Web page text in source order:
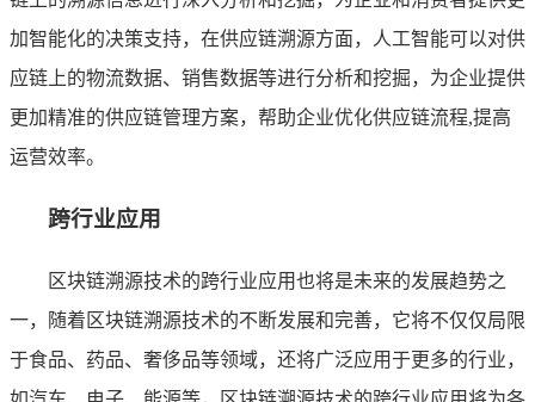
加智能化的决策支持，在供应链溯源方面，人工智能可以对供
应链上的物流数据、销售数据等进行分析和挖掘，为企业提供
更加精准的供应链管理方案，帮助企业优化供应链流程,提高
运营效率。
跨行业应用
区块链溯源技术的跨行业应用也将是未来的发展趋势之
一，随着区块链溯源技术的不断发展和完善，它将不仅仅局限
于食品、药品、奢侈品等领域，还将广泛应用于更多的行业，